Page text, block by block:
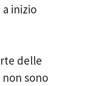
inizio
delle
sono